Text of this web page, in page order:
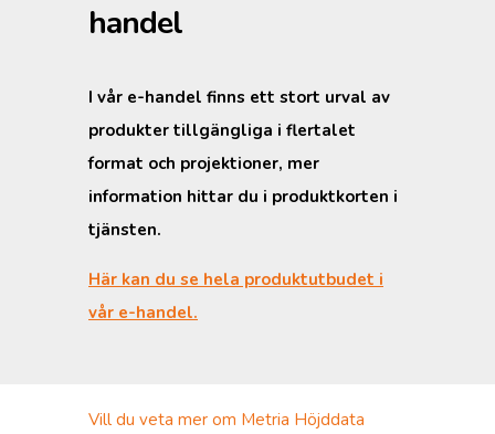
handel
I vår e-handel finns ett stort urval av
produkter tillgängliga i flertalet
format och projektioner, mer
information hittar du i produktkorten i
tjänsten.
Här kan du se hela produktutbudet i
vår e-handel.
Vill du veta mer om Metria Höjddata